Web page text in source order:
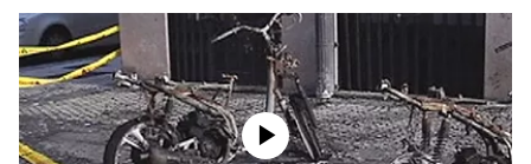
Eguraldia